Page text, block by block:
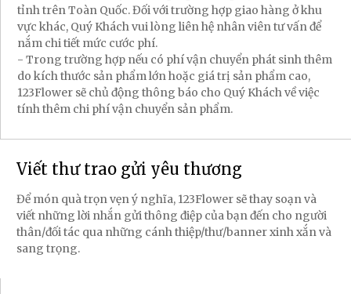
tỉnh trên Toàn Quốc. Đối với trường hợp giao hàng ở khu
vực khác, Quý Khách vui lòng liên hệ nhân viên tư vấn để
nắm chi tiết mức cước phí.
- Trong trường hợp nếu có phí vận chuyển phát sinh thêm
do kích thước sản phẩm lớn hoặc giá trị sản phẩm cao,
123Flower sẽ chủ động thông báo cho Quý Khách về việc
tính thêm chi phí vận chuyển sản phẩm.
Viết thư trao gửi yêu thương
Để món quà trọn vẹn ý nghĩa, 123Flower sẽ thay soạn và
viết những lời nhắn gửi thông điệp của bạn đến cho người
thân/đối tác qua những cánh thiệp/thư/banner xinh xắn và
sang trọng.